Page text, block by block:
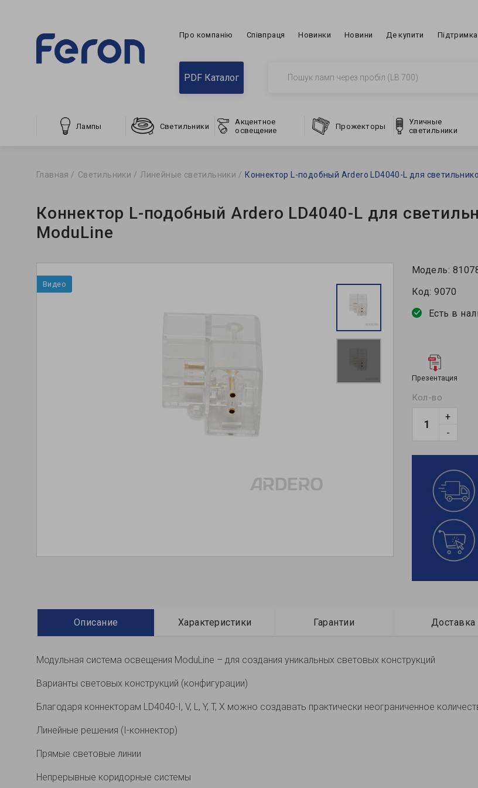
Про компанію Співпраця Новинки Новини Де купити Підтримка
PDF Каталог
Лампы Светильники
Акцентное
освещение
Прожекторы
Уличные
светильники
Главная Светильники Линейные светильники Коннектор L-подобный Ardero LD4040-L для
Коннектор L-подобный Ardero LD4040-L для
ModuLine
Видео
Модель:
Код: 9070
Есть в
Презентация
Кол-во
-
+
Описание Характеристики Гарантии Доставка
Модульная система освещения ModuLine – для создания уникальных световых конструкций
Варианты световых конструкций (конфигурации)
Благодаря коннекторам LD4040-I, V, L, Y, T, X можно создавать практически неограниченное
Линейные решения (I-коннектор)
Прямые световые линии
Непрерывные коридорные системы